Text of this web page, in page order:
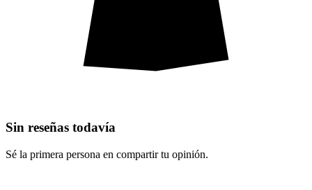
Sin reseñas todavía
Sé la primera persona en compartir tu opinión.